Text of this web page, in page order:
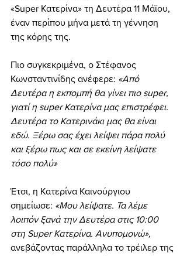
«Super Κατερίνα» τη Δευτέρα 11 Μάϊου,
έναν περίπου μήνα μετά τη γέννηση
της κόρης της.
Πιο συγκεκριμένα, ο Στέφανος
Κωνσταντινίδης ανέφερε: «Από
Δευτέρα η εκπομπή θα γίνει πιο super,
γιατί η super Κατερίνα μας επιστρέφει.
Δευτέρα το Κατερινάκι μας θα είναι
εδώ. Ξέρω σας έχει λείψει πάρα πολύ
και ξέρω πως και σε εκείνη λείψατε
τόσο πολύ»
Έτσι, η Κατερίνα Καινούργιου
σημείωσε: «Μου λείψατε. Τα λέμε
λοιπόν ξανά την Δευτέρα στις 10:00
στη Super Κατερίνα. Ανυπομονώ»,
ανεβάζοντας παράλληλα το τρέιλερ της